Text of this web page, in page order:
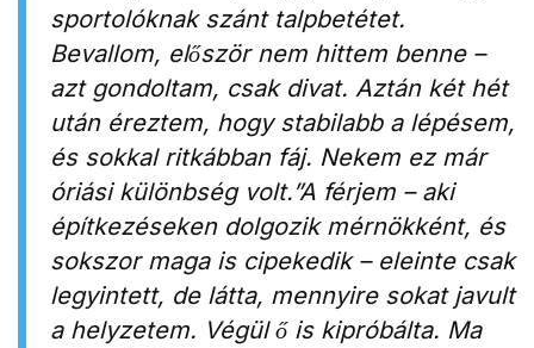
sportolóknak szánt talpbetétet.
Bevallom, először nem hittem benne –
azt gondoltam, csak divat. Aztán két hét
után éreztem, hogy stabilabb a lépésem,
és sokkal ritkábban fáj. Nekem ez már
óriási különbség volt.”A férjem – aki
építkezéseken dolgozik mérnökként, és
sokszor maga is cipekedik – eleinte csak
legyintett, de látta, mennyire sokat javult
a helyzetem. Végül ő is kipróbálta. Ma